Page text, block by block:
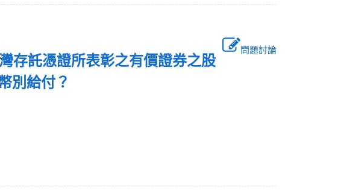
問題討論
存託憑證所表彰之有價證券之股
別給付？